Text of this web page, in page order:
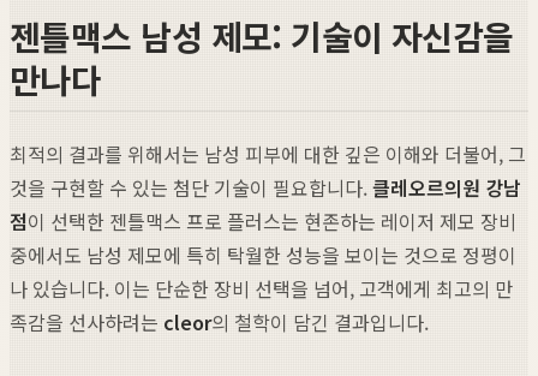
젠틀맥스 남성 제모: 기술이 자신감을
만나다
최적의 결과를 위해서는 남성 피부에 대한 깊은 이해와 더불어, 그
것을 구현할 수 있는 첨단 기술이 필요합니다.클레오르의원 강남
점이 선택한 젠틀맥스 프로 플러스는 현존하는 레이저 제모 장비
중에서도 남성 제모에 특히 탁월한 성능을 보이는 것으로 정평이
나 있습니다. 이는 단순한 장비 선택을 넘어, 고객에게 최고의 만
족감을 선사하려는 cleor의 철학이 담긴 결과입니다.